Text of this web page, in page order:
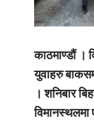
काठमाण्डौं ।
युवाहरु
। शनिबार